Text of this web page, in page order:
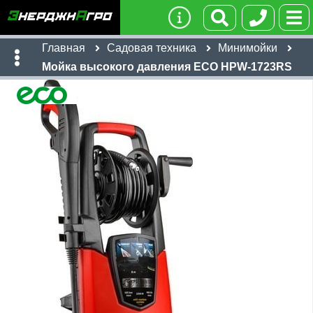
Главная Садовая техника
Минимойки
Мойка высокого давления ECO HPW-1723RS
Имя:
Телефон *:
:
Я даю согласие наобработку персональных данных
Отправить